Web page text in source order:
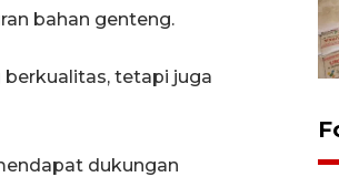
bahan genteng.
tetapi juga
dukungan